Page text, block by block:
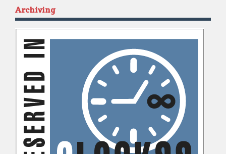
Archiving